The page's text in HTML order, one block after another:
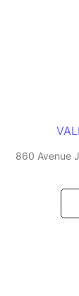
860 Avenue